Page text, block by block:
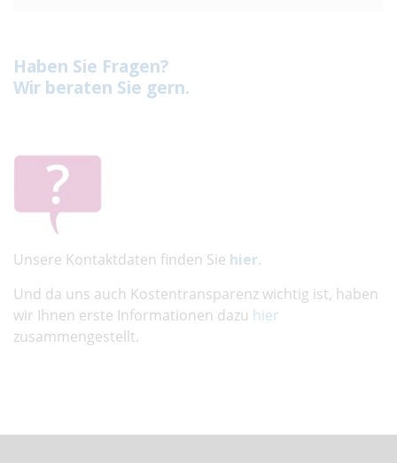
Haben Sie Fragen?
Wir beraten Sie gern.
Unsere Kontaktdaten finden Sie hier.
Und da uns auch Kostentransparenz wichtig ist, haben
wir Ihnen erste Informationen dazu hier
zusammengestellt.